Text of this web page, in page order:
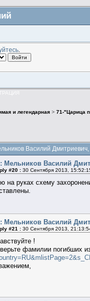
.
и легендарная >71-"Царица
Василий
Мельников Василий
#20 : 30 Сентября 2013,
на руках схему
Мельников Василий
#21 : 30 Сентября 2013,
!
фамилии погибших